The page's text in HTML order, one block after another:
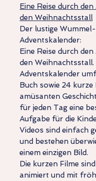
Eine Reise durch
den Weihnachtsstall
Der lustige Wummel-
Adventskalender:
Eine Reise durch
den Weihnachtsstall.
Adventskalender
Buch sowie 24 kurze
amüsanten
für jeden Tag eine
Aufgabe für die
Videos sind einfach
und bestehen
einem einzigen Bild.
Die kurzen Filme
animiert und mit